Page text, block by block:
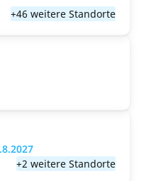
+46 weitere Standorte
+2 weitere Standorte